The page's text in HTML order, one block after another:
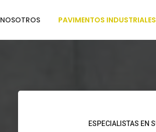
NOSOTROS PAVIMENTOS INDUSTRIALES
ESPECIALISTAS EN